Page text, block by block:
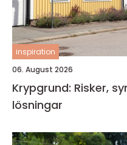
inspiration
06. August 2026
Krypgrund: Risker,
lösningar